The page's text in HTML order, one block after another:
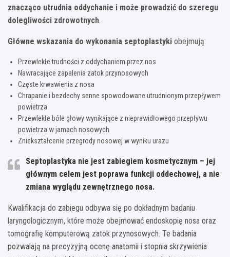
znacząco utrudnia oddychanie i może prowadzić do szeregu
dolegliwości zdrowotnych.
Główne wskazania do wykonania septoplastyki obejmują:
Przewlekłe trudności z oddychaniem przez nos
Nawracające zapalenia zatok przynosowych
Częste krwawienia z nosa
Chrapanie i bezdechy senne spowodowane utrudnionym przepływem
powietrza
Przewlekłe bóle głowy wynikające z nieprawidłowego przepływu
powietrza w jamach nosowych
Zniekształcenie przegrody nosowej w wyniku urazu
Septoplastyka nie jest zabiegiem kosmetycznym – jej
głównym celem jest poprawa funkcji oddechowej, a nie
zmiana wyglądu zewnętrznego nosa.
Kwalifikacja do zabiegu odbywa się po dokładnym badaniu
laryngologicznym, które może obejmować endoskopię nosa oraz
tomografię komputerową zatok przynosowych. Te badania
pozwalają na precyzyjną ocenę anatomii i stopnia skrzywienia